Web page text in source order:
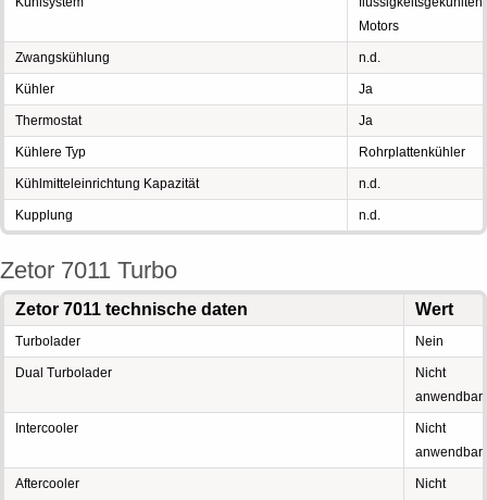
Motors
Zwangskühlung n.d.
Kühler Ja
Thermostat Ja
Kühlere Typ Rohrplattenkühler
Kühlmitteleinrichtung Kapazität n.d.
Kupplung n.d.
Zetor 7011 Turbo
Zetor 7011 technische daten Wert
Turbolader Nein
Dual Turbolader
Nicht
anwendbar
Intercooler
Nicht
anwendbar
Aftercooler Nicht